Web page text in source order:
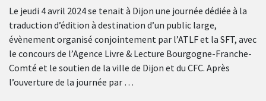
Le jeudi 4 avril 2024 se tenait à Dijon une journée dédiée à la
traduction d’édition à destination d’un public large,
évènement organisé conjointement par l’ATLF et la SFT, avec
le concours de l’Agence Livre & Lecture Bourgogne-Franche-
Comté et le soutien de la ville de Dijon et du CFC. Après
l’ouverture de la journée par …